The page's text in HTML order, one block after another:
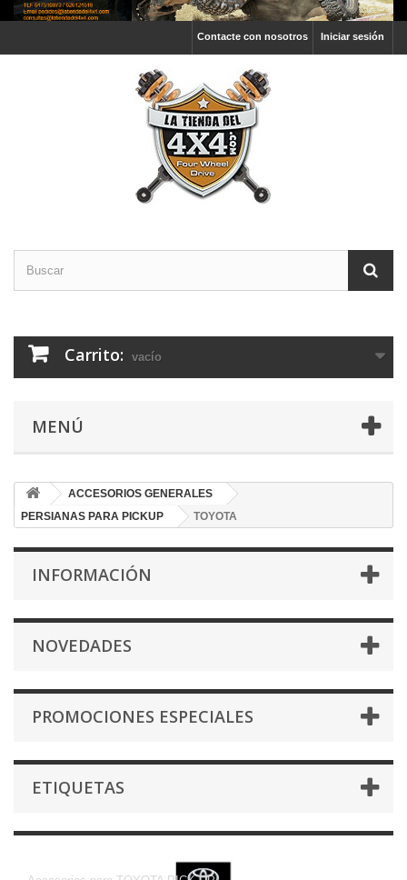
Iniciar sesión
Contacte con nosotros
Carrito: vacío
MENÚ
ACCESORIOS GENERALES
PERSIANAS PARA PICKUP
TOYOTA
INFORMACIÓN
NOVEDADES
PROMOCIONES ESPECIALES
ETIQUETAS